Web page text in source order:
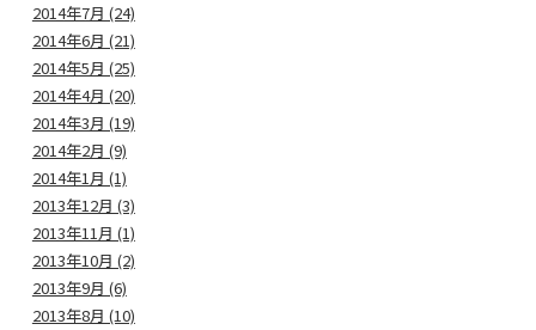
2014年7月 (24)
2014年6月 (21)
2014年5月 (25)
2014年4月 (20)
2014年3月 (19)
2014年2月 (9)
2014年1月 (1)
2013年12月 (3)
2013年11月 (1)
2013年10月 (2)
2013年9月 (6)
2013年8月 (10)